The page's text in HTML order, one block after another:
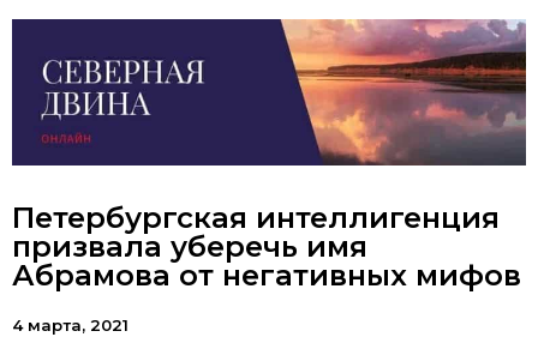
Петербургская интеллигенция
призвала уберечь имя
Абрамова от негативных мифов
4 марта, 2021